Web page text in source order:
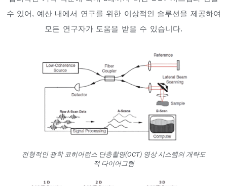
수 있어, 예산 내에서 연구를 위한 이상적인 솔루션을 제공하여
모든 연구자가 도움을 받을 수 있습니다.
전형적인 광학 코히어런스 단층촬영(OCT) 영상 시스템의 개략도
적 다이어그램